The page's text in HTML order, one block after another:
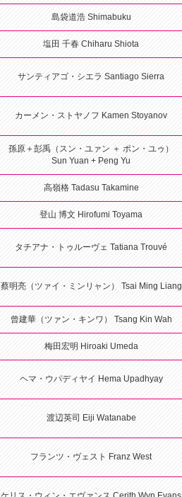
島袋道浩 Shimabuku
塩田 千春 Chiharu Shiota
サンティアゴ・シエラ Santiago Sierra
カーメン・ストヤノフ Kamen Stoyanov
孫原＋彭禹（スン・ユァン ＋ ポン・ユゥ）
Sun Yuan + Peng Yu
高嶺格 Tadasu Takamine
登山 博文 Hirofumi Toyama
タチアナ・トゥルーヴェ Tatiana Trouvé
蔡明亮（ツァイ・ミンリャン） Tsai Ming Liang
曾建華（ツァン・キンワ） Tsang Kin Wah
梅田宏明 Hiroaki Umeda
ヘマ・ウパディヤイ Hema Upadhyay
渡辺英司 Eiji Watanabe
フランツ・ヴェスト Franz West